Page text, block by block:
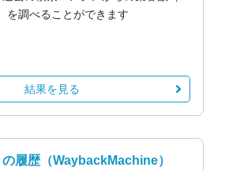
を調べることができます
結果を見る
履歴（WaybackMachine）